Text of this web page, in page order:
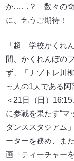
か……？ 数々の奇
に、乞うご期待！
「超！学校かくれ
間、かくれんぼの
ず、「ナゾトレ川
っ人の1人である阿
＜21日（日）
に参戦を果たす“マ
ダンススタジアム
ーターを務め、ま
画「ティーチャー